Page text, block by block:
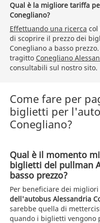
Qual è la migliore tariffa
Conegliano?
Effettuando una ricerca col
di scoprire il prezzo dei
Conegliano a basso
tragitto Conegliano
consultabili sul nostro sito.
Come fare per
biglietti per
Conegliano?
Qual è il momento
biglietti del pullman
basso prezzo?
Per beneficiare dei
dell'autobus Alessandria
sarebbe quella di
quando i biglietti vengono